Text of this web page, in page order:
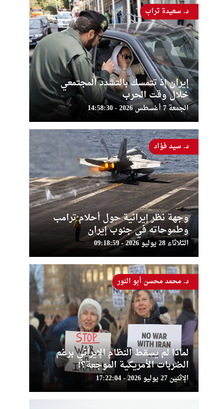
إيران إذ تتمسك بالتشدد المجتمعي
خلال وقت الحرب
الجمعة 7 أغسطس 2026 - 14:58:30
د. سعيدة تراب
وجهة نظر إيرانية حول أحلام ترامب
وطموحاته في جنوب إيران
الثلاثاء 28 يوليو 2026 - 09:18:59
د. سيد فؤاد
لماذا لم يسقط النظام الإيراني برغم
الضربات الأمريكية الموجعة؟!
الإثنين 27 يوليو 2026 - 17:22:04
د. محمد محسن أبو النور